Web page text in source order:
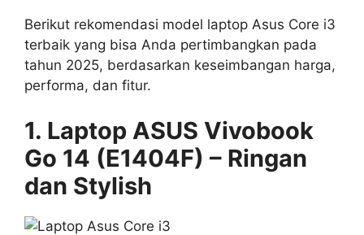
Berikut rekomendasi model laptop Asus Core i3
terbaik yang bisa Anda pertimbangkan pada
tahun 2025, berdasarkan keseimbangan harga,
performa, dan fitur.
1. Laptop ASUS Vivobook
Go 14 (E1404F) – Ringan
dan Stylish